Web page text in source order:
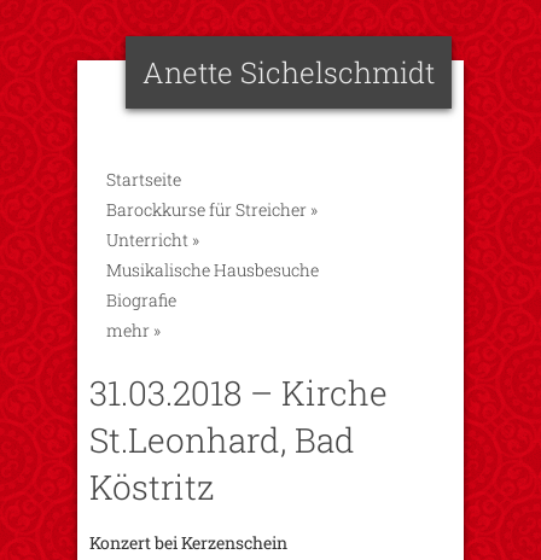
Anette Sichelschmidt
Startseite
Barockkurse für Streicher »
Unterricht »
Musikalische Hausbesuche
Biografie
mehr »
31.03.2018 – Kirche
St.Leonhard, Bad
Köstritz
Konzert bei Kerzenschein